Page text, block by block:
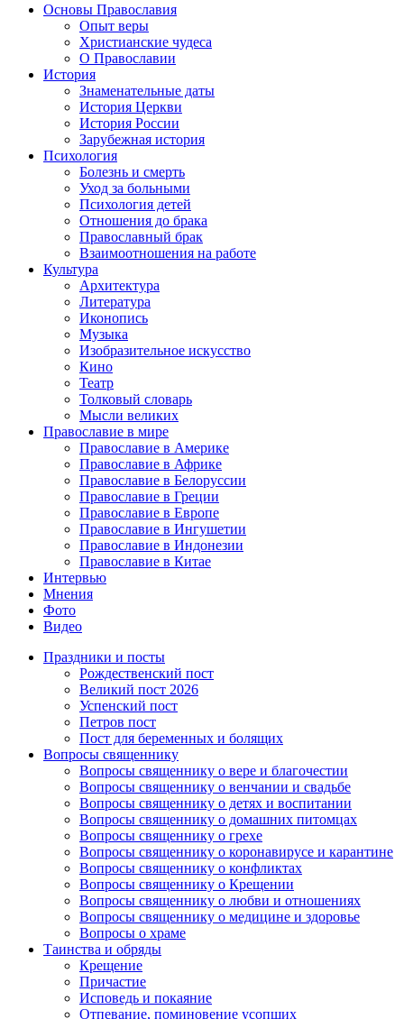
Основы Православия
Опыт веры
Христианские чудеса
О Православии
История
Знаменательные даты
История Церкви
История России
Зарубежная история
Психология
Болезнь и смерть
Уход за больными
Психология детей
Отношения до брака
Православный брак
Взаимоотношения на работе
Культура
Архитектура
Литература
Иконопись
Музыка
Изобразительное искусство
Кино
Театр
Толковый словарь
Мысли великих
Православие в мире
Православие в Америке
Православие в Африке
Православие в Белоруссии
Православие в Греции
Православие в Европе
Православие в Ингушетии
Православие в Индонезии
Православие в Китае
Интервью
Мнения
Фото
Видео
Праздники и посты
Рождественский пост
Великий пост 2026
Успенский пост
Петров пост
Пост для беременных и болящих
Вопросы священнику
Вопросы священнику о вере и благочестии
Вопросы священнику о венчании и свадьбе
Вопросы священнику о детях и воспитании
Вопросы священнику о домашних питомцах
Вопросы священнику о грехе
Вопросы священнику о коронавирусе и карантине
Вопросы священнику о конфликтах
Вопросы священнику о Крещении
Вопросы священнику о любви и отношениях
Вопросы священнику о медицине и здоровье
Вопросы о храме
Таинства и обряды
Крещение
Причастие
Исповедь и покаяние
Отпевание, поминовение усопших